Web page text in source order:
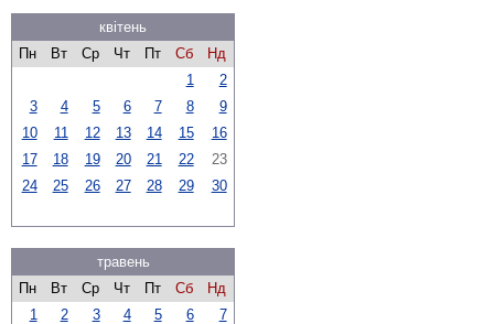
квітень
Пн
Вт Ср Чт Пт Сб
Нд
1
2
3
4 5 6 7 8
9
10
11 12 13 14 15
16
17
18 19 20 21 22
23
24
25 26 27 28 29 30
травень
Пн
Вт Ср Чт Пт Сб
Нд
1
2 3 4 5 6
7